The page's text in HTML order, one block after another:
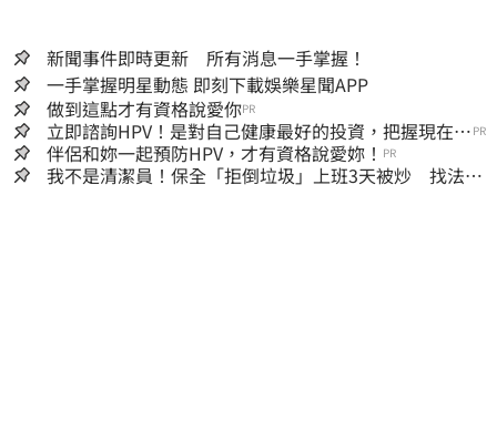
新聞事件即時更新 所有消息一手掌握！
一手掌握明星動態 即刻下載娛樂星聞APP
做到這點才有資格說愛你PR
立即諮詢HPV！是對自己健康最好的投資，把握現在不
嫌晚！
PR
伴侶和妳一起預防HPV，才有資格說愛妳！ PR
我不是清潔員！保全「拒倒垃圾」上班3天被炒 找法院